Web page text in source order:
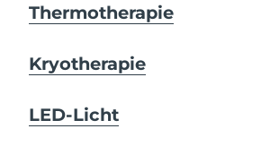
Thermotherapie
Kryotherapie
LED-Licht